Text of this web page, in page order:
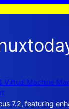
Virtual Machine
7.2, featuring